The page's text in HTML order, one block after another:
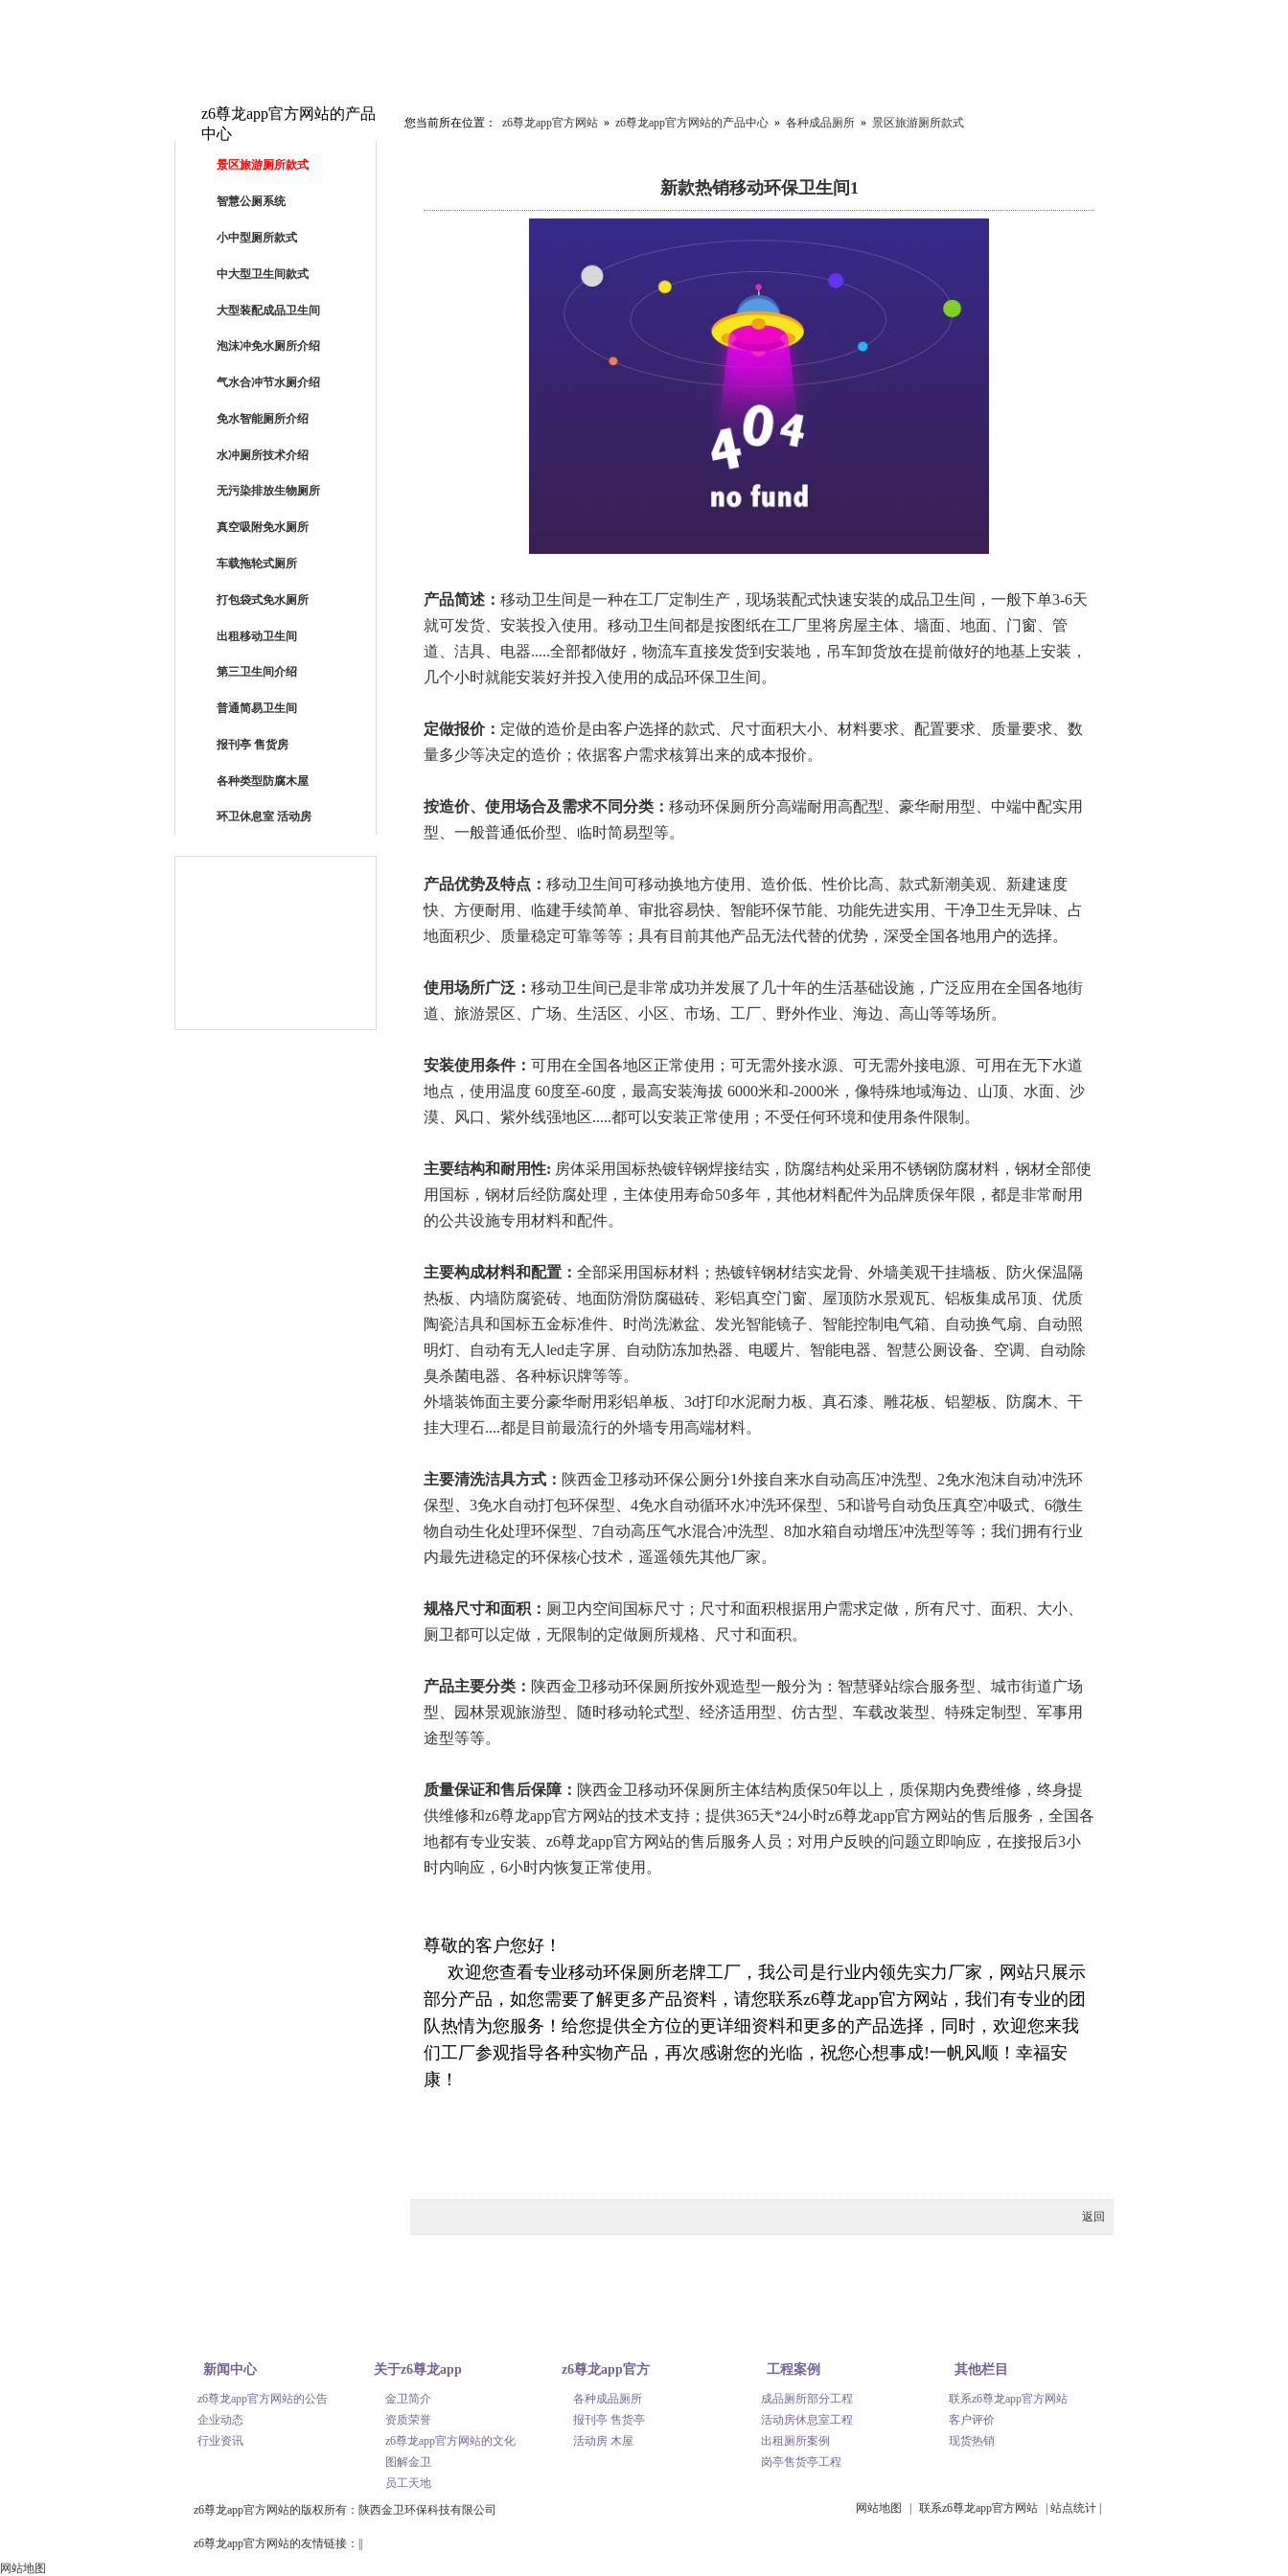
z6尊龙app官方网站的产品
中心
景区旅游厕所款式
智慧公厕系统
小中型厕所款式
中大型卫生间款式
大型装配成品卫生间
泡沫冲免水厕所介绍
气水合冲节水厕介绍
免水智能厕所介绍
水冲厕所技术介绍
无污染排放生物厕所
真空吸附免水厕所
车载拖轮式厕所
打包袋式免水厕所
出租移动卫生间
第三卫生间介绍
普通简易卫生间
报刊亭 售货房
各种类型防腐木屋
环卫休息室 活动房
您当前所在位置： z6尊龙app官方网站 » z6尊龙app官方网站的产品中心 » 各种成品厕所 » 景区旅游厕所款式
新款热销移动环保卫生间1
产品简述： 移动卫生间是一种在工厂定制生产，现场装配式快速安装的成品卫生间，一般下单3-6天
就可发货、安装投入使用。移动卫生间都是按图纸在工厂里将房屋主体、墙面、地面、门窗、管
道、洁具、电器.....全部都做好，物流车直接发货到安装地，吊车卸货放在提前做好的地基上安装，
几个小时就能安装好并投入使用的成品环保卫生间。
定做报价： 定做的造价是由客户选择的款式、尺寸面积大小、材料要求、配置要求、质量要求、数
量多少等决定的造价；依据客户需求核算出来的成本报价。
按造价、使用场合及需求不同分类： 移动环保厕所分高端耐用高配型、豪华耐用型、中端中配实用
型、一般普通低价型、临时简易型等。
产品优势及特点： 移动卫生间可移动换地方使用、造价低、性价比高、款式新潮美观、新建速度
快、方便耐用、临建手续简单、审批容易快、智能环保节能、功能先进实用、干净卫生无异味、占
地面积少、质量稳定可靠等等；具有目前其他产品无法代替的优势，深受全国各地用户的选择。
使用场所广泛： 移动卫生间已是非常成功并发展了几十年的生活基础设施，广泛应用在全国各地街
道、旅游景区、广场、生活区、小区、市场、工厂、野外作业、海边、高山等等场所。
安装使用条件： 可用在全国各地区正常使用；可无需外接水源、可无需外接电源、可用在无下水道
地点，使用温度 60度至-60度，最高安装海拔 6000米和-2000米，像特殊地域海边、山顶、水面、沙
漠、风口、紫外线强地区.....都可以安装正常使用；不受任何环境和使用条件限制。
主要结构和耐用性: 房体采用国标热镀锌钢焊接结实，防腐结构处采用不锈钢防腐材料，钢材全部使
用国标，钢材后经防腐处理，主体使用寿命50多年，其他材料配件为品牌质保年限，都是非常耐用
的公共设施专用材料和配件。
主要构成材料和配置： 全部采用国标材料；热镀锌钢材结实龙骨、外墙美观干挂墙板、防火保温隔
热板、内墙防腐瓷砖、地面防滑防腐磁砖、彩铝真空门窗、屋顶防水景观瓦、铝板集成吊顶、优质
陶瓷洁具和国标五金标准件、时尚洗漱盆、发光智能镜子、 智能控制电气箱、自动换气扇、自动照
明灯、自动有无人 led走字屏、自动防冻加热器、电暖片、智能电器、智慧公厕设备、空调、自动除
臭杀菌电器、各种标识牌等等。
外墙装饰面主要分豪华耐用彩铝单板、 3d打印水泥耐力板、真石漆、雕花板、铝塑板、防腐木、干
挂大理石....都是目前最流行的外墙专用高端材料。
主要清洗洁具方式： 陕西金卫移动环保公厕分1外接自来水自动高压冲洗型、2免水泡沫自动冲洗环
保型、3免水自动打包环保型、4免水自动循环水冲洗环保型、5和谐号自动负压真空冲吸式、6微生
物自动生化处理环保型、7自动高压气水混合冲洗型、8加水箱自动增压冲洗型等等；我们拥有行业
内最先进稳定的环保核心技术，遥遥领先其他厂家。
规格尺寸和面积 ： 厕卫内空间国标尺寸；尺寸和面积根据用户需求定做，所有尺寸、面积、大小、
厕卫都可以定做，无限制的定做厕所规格、尺寸和面积。
产品主要分类 ： 陕西金卫移动环保厕所按外观造型一般分为：智慧驿站综合服务型、城市街道广场
型、园林景观旅游型、随时移动轮式型、经济适用型、仿古型、车载改装型、特殊定制型、军事用
途型等等。
质量保证和售后保障： 陕西金卫移动环保厕所主体结构质保50年以上 ，质保期内免费维修，终身提
供维修和z6尊龙app官方网站的技术支持；提供365天*24小时z6尊龙app官方网站的售后服务， 全国各
地都有专业安装、z6尊龙app官方网站的售后服务人员；对用户反映的问题立即响应，在接报后3小
时内响应，6小时内恢复正常使用。
尊敬的客户您好！
欢迎您查看专业移动环保厕所老牌工厂，我公司是行业内领先实力厂家，网站只展示
部分产品，如您需要了解更多产品资料，请您联系z6尊龙app官方网站，我们有专业的团
队热情为您服务！给您提供全方位的更详细资料和更多的产品选择，同时，欢迎您来我
们工厂参观指导各种实物产品，再次感谢您的光临，祝您心想事成!一帆风顺！幸福安
康！
返回
新闻中心
z6尊龙app官方网站的公告
企业动态
行业资讯
关于z6尊龙app
金卫简介
资质荣誉
z6尊龙app官方网站的文化
图解金卫
员工天地
z6尊龙app官方
各种成品厕所
报刊亭 售货亭
活动房 木屋
工程案例
成品厕所部分工程
活动房休息室工程
出租厕所案例
岗亭售货亭工程
其他栏目
联系z6尊龙app官方网站
客户评价
现货热销
z6尊龙app官方网站的版权所有：陕西金卫环保科技有限公司
z6尊龙app官方网站的友情链接：||
网站地图 联系z6尊龙app官方网站 站点统计
网站地图